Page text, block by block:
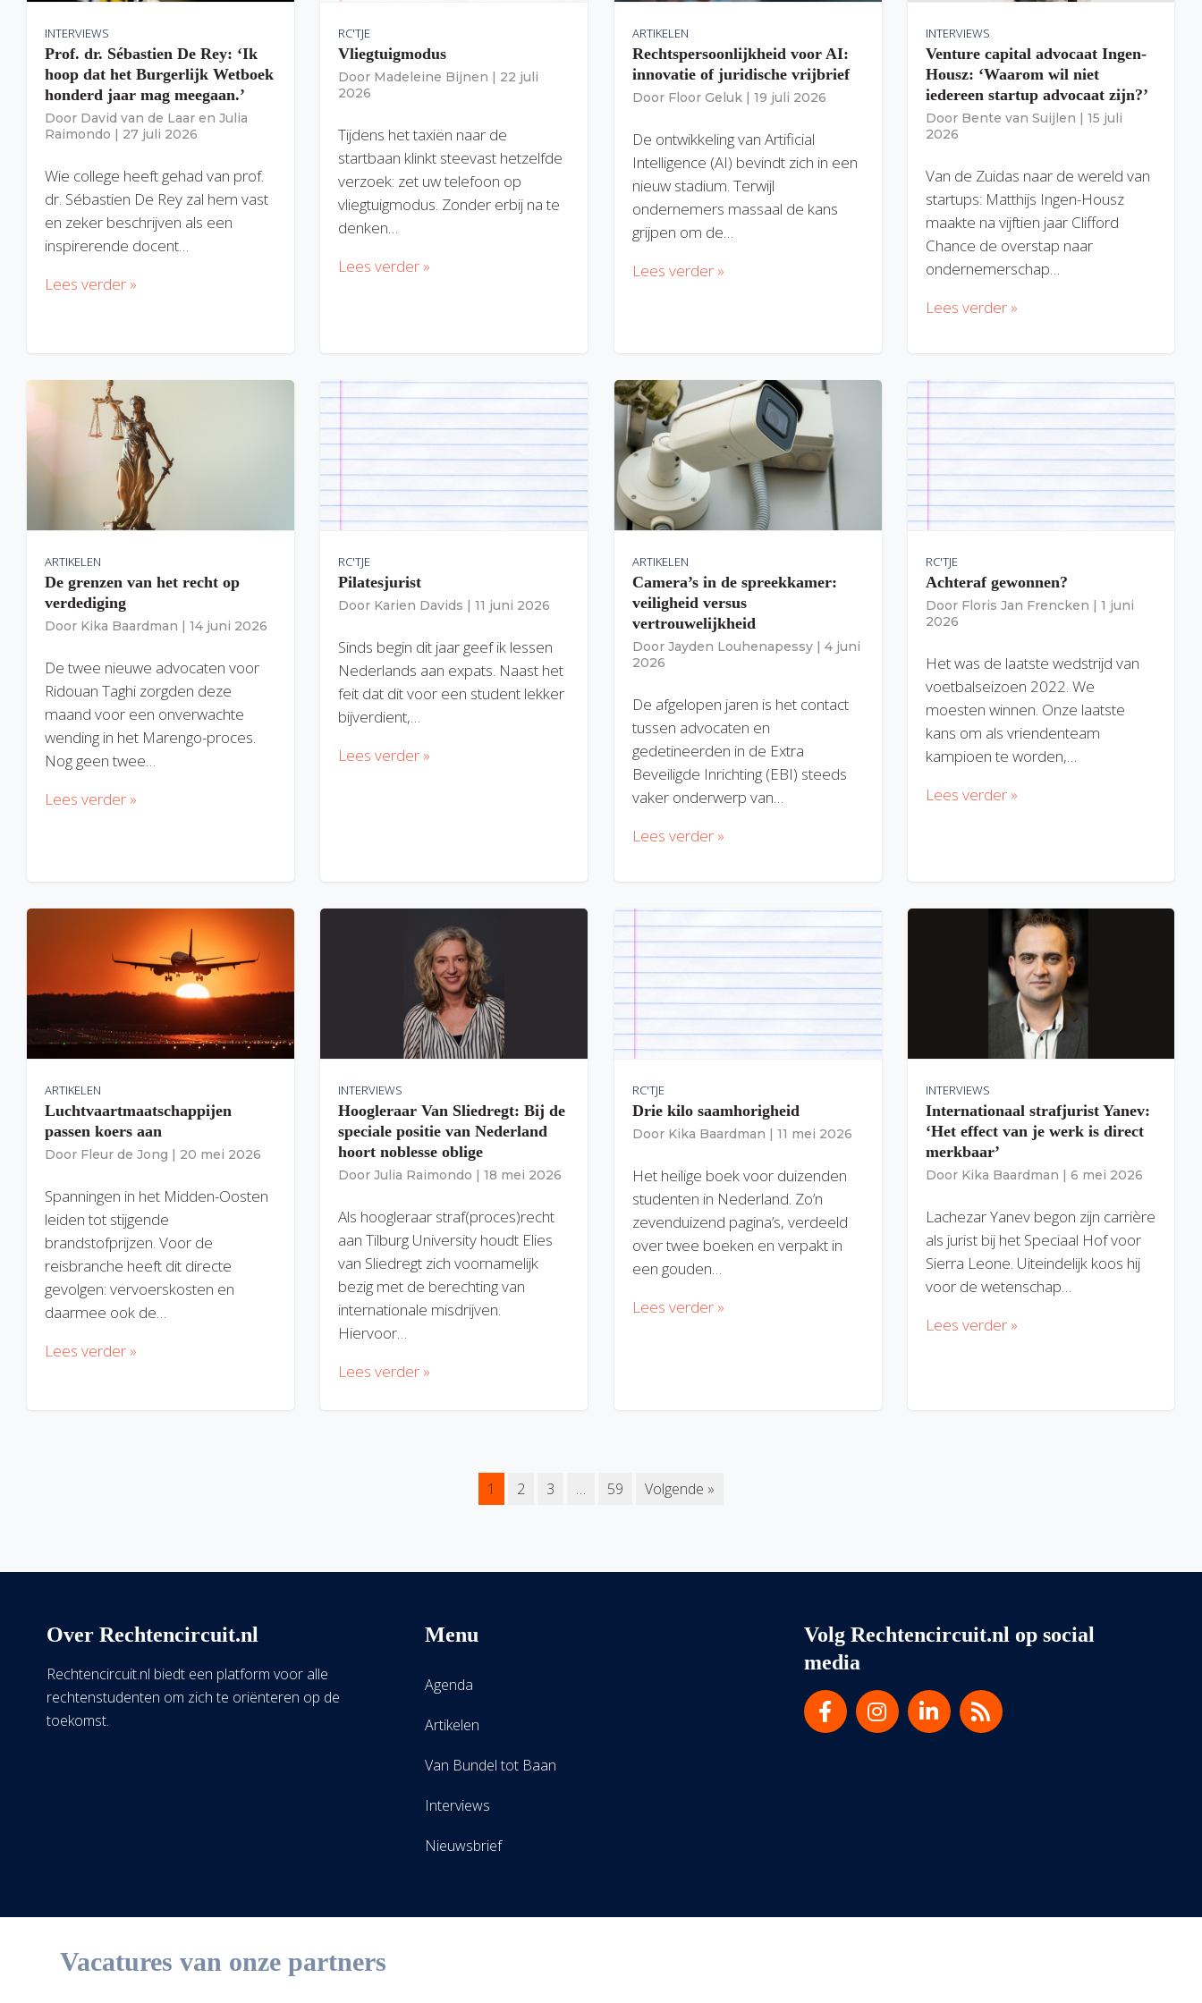
INTERVIEWS
Prof. dr. Sébastien De Rey: ‘Ik
hoop dat het Burgerlijk Wetboek
honderd jaar mag meegaan.’
Door David van de Laar en Julia
Raimondo | 27 juli 2026
Wie college heeft gehad van prof.
dr. Sébastien De Rey zal hem vast
en zeker beschrijven als een
inspirerende docent…
Lees verder »
RC'TJE
Vliegtuigmodus
Door Madeleine Bijnen | 22 juli
2026
Tijdens het taxiën naar de
startbaan klinkt steevast hetzelfde
verzoek: zet uw telefoon op
vliegtuigmodus. Zonder erbij na te
denken…
Lees verder »
ARTIKELEN
Rechtspersoonlijkheid voor AI:
innovatie of juridische vrijbrief
Door Floor Geluk | 19 juli 2026
De ontwikkeling van Artificial
Intelligence (AI) bevindt zich in een
nieuw stadium. Terwijl
ondernemers massaal de kans
grijpen om de…
Lees verder »
INTERVIEWS
Venture capital advocaat Ingen-
Housz: ‘Waarom wil niet
iedereen startup advocaat zijn?’
Door Bente van Suijlen | 15 juli
2026
Van de Zuidas naar de wereld van
startups: Matthijs Ingen-Housz
maakte na vijftien jaar Clifford
Chance de overstap naar
ondernemerschap…
Lees verder »
ARTIKELEN
De grenzen van het recht op
verdediging
Door Kika Baardman | 14 juni 2026
De twee nieuwe advocaten voor
Ridouan Taghi zorgden deze
maand voor een onverwachte
wending in het Marengo-proces.
Nog geen twee…
Lees verder »
RC'TJE
Pilatesjurist
Door Karien Davids | 11 juni 2026
Sinds begin dit jaar geef ik lessen
Nederlands aan expats. Naast het
feit dat dit voor een student lekker
bijverdient,…
Lees verder »
ARTIKELEN
Camera’s in de spreekkamer:
veiligheid versus
vertrouwelijkheid
Door Jayden Louhenapessy | 4 juni
2026
De afgelopen jaren is het contact
tussen advocaten en
gedetineerden in de Extra
Beveiligde Inrichting (EBI) steeds
vaker onderwerp van…
Lees verder »
RC'TJE
Achteraf gewonnen?
Door Floris Jan Frencken | 1 juni
2026
Het was de laatste wedstrijd van
voetbalseizoen 2022. We
moesten winnen. Onze laatste
kans om als vriendenteam
kampioen te worden,…
Lees verder »
ARTIKELEN
Luchtvaartmaatschappijen
passen koers aan
Door Fleur de Jong | 20 mei 2026
Spanningen in het Midden-Oosten
leiden tot stijgende
brandstofprijzen. Voor de
reisbranche heeft dit directe
gevolgen: vervoerskosten en
daarmee ook de…
Lees verder »
INTERVIEWS
Hoogleraar Van Sliedregt: Bij de
speciale positie van Nederland
hoort noblesse oblige
Door Julia Raimondo | 18 mei 2026
Als hoogleraar straf(proces)recht
aan Tilburg University houdt Elies
van Sliedregt zich voornamelijk
bezig met de berechting van
internationale misdrijven.
Hiervoor…
Lees verder »
RC'TJE
Drie kilo saamhorigheid
Door Kika Baardman | 11 mei 2026
Het heilige boek voor duizenden
studenten in Nederland. Zo’n
zevenduizend pagina’s, verdeeld
over twee boeken en verpakt in
een gouden…
Lees verder »
INTERVIEWS
Internationaal strafjurist Yanev:
‘Het effect van je werk is direct
merkbaar’
Door Kika Baardman | 6 mei 2026
Lachezar Yanev begon zijn carrière
als jurist bij het Speciaal Hof voor
Sierra Leone. Uiteindelijk koos hij
voor de wetenschap…
Lees verder »
1 2 3 … 59 Volgende »
Over Rechtencircuit.nl
Rechtencircuit.nl biedt een platform voor alle
rechtenstudenten om zich te oriënteren op de
toekomst.
Menu
Agenda
Artikelen
Van Bundel tot Baan
Interviews
Nieuwsbrief
Volg Rechtencircuit.nl op social
media
Vacatures van onze partners